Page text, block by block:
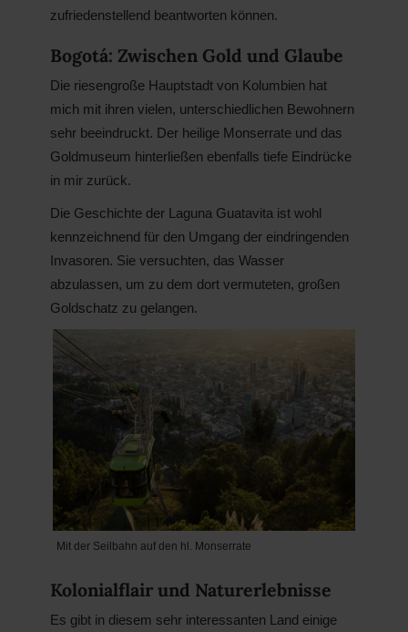
zufriedenstellend beantworten können.
Bogotá: Zwischen Gold und Glaube
Die riesengroße Hauptstadt von Kolumbien hat
mich mit ihren vielen, unterschiedlichen Bewohnern
sehr beeindruckt. Der heilige Monserrate und das
Goldmuseum hinterließen ebenfalls tiefe Eindrücke
in mir zurück.
Die Geschichte der Laguna Guatavita ist wohl
kennzeichnend für den Umgang der eindringenden
Invasoren. Sie versuchten, das Wasser
abzulassen, um zu dem dort vermuteten, großen
Goldschatz zu gelangen.
Mit der Seilbahn auf den hl. Monserrate
Kolonialflair und Naturerlebnisse
Es gibt in diesem sehr interessanten Land einige